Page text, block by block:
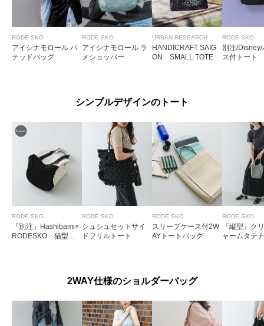
RODE SKO
アイシナモロール パ
テッドバッグ
RODE SKO
アイシナモロール ラ
メショッパー
URBAN RESEARCH
HANDICRAFT SAIG
ON SMALL TOTE
RODE SKO
別注/
ス付トート
シンプルデザインのトート
RODE SKO
『別注』Hashibami×
RODESKO 猫型キ
RODE SKO
シュシュセットサイ
ドフリルトート
RODE SKO
スリーブケース付2W
AYトートバッグ
RODE SKO
『縦型』ク
ャームタテ
2WAY仕様のショルダーバッグ